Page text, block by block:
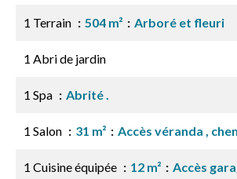
1 Terrain 504 m² Arboré et fleuri
1 Abri de jardin
1 Spa Abrité .
1 Salon 31 m² Accès véranda ,
1 Cuisine équipée 12 m²
Accès